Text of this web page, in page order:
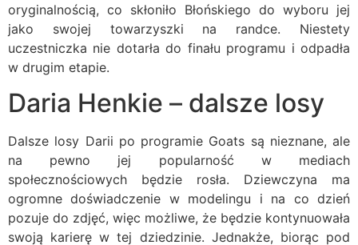
oryginalnością, co skłoniło Błońskiego do wyboru jej
jako swojej towarzyszki na randce. Niestety
uczestniczka nie dotarła do finału programu i odpadła
w drugim etapie.
Daria Henkie – dalsze losy
Dalsze losy Darii po programie Goats są nieznane, ale
na pewno jej popularność w mediach
społecznościowych będzie rosła. Dziewczyna ma
ogromne doświadczenie w modelingu i na co dzień
pozuje do zdjęć, więc możliwe, że będzie kontynuowała
swoją karierę w tej dziedzinie. Jednakże, biorąc pod